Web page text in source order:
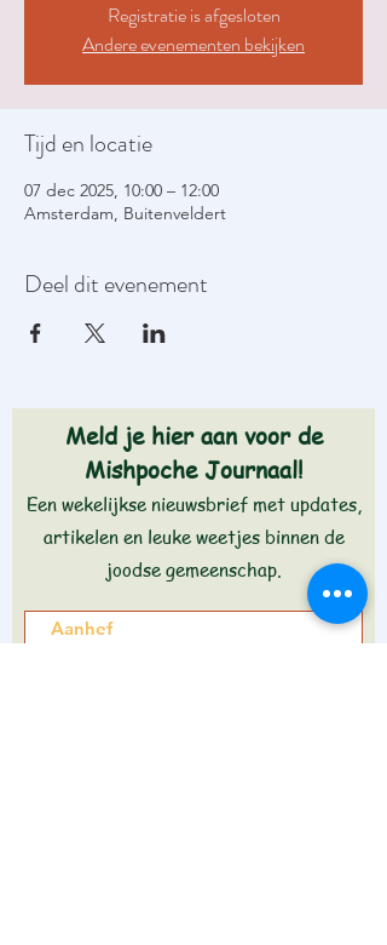
Registratie is afgesloten
Andere evenementen bekijken
Tijd en locatie
07 dec 2025, 10:00 – 12:00
Amsterdam, Buitenveldert
Deel dit evenement
Meld je hier aan voor de
Mishpoche Journaal!
Een wekelijkse nieuwsbrief met updates,
artikelen en leuke weetjes binnen de
joodse gemeenschap.